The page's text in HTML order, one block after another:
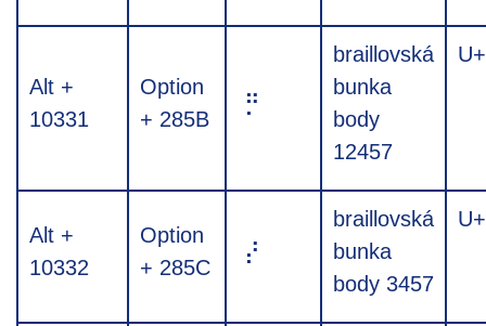
Alt +
10331
Option
+ 285B
⡛
braillovská
bunka
body
12457
Alt +
10332
Option
+ 285C
⡜
braillovská
bunka
body 3457